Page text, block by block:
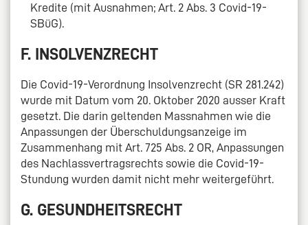
Kredite (mit Ausnahmen; Art. 2 Abs. 3 Covid-19-
SBüG).
F. INSOLVENZRECHT
Die Covid-19-Verordnung Insolvenzrecht (SR 281.242)
wurde mit Datum vom 20. Oktober 2020 ausser Kraft
gesetzt. Die darin geltenden Massnahmen wie die
Anpassungen der Überschuldungsanzeige im
Zusammenhang mit Art. 725 Abs. 2 OR, Anpassungen
des Nachlassvertragsrechts sowie die Covid-19-
Stundung wurden damit nicht mehr weitergeführt.
G. GESUNDHEITSRECHT